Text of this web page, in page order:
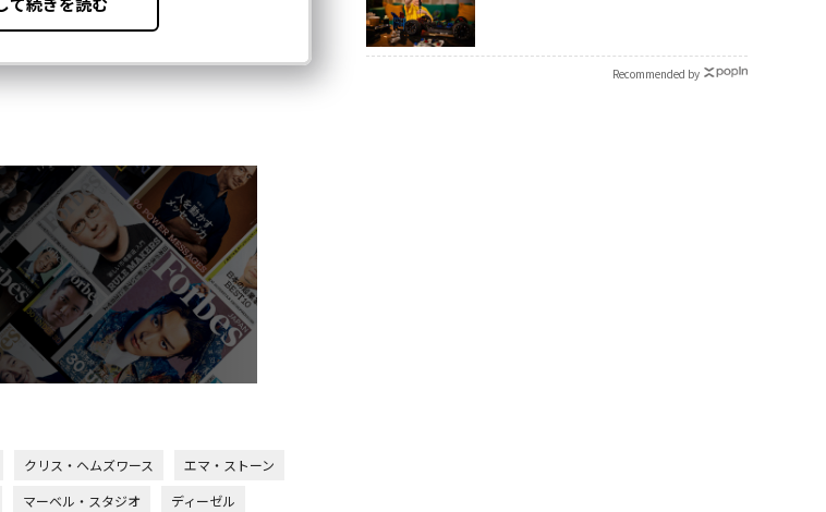
クリス・ヘムズワース
エマ・ストーン
マーベル・スタジオ ディーゼル
Recommended by